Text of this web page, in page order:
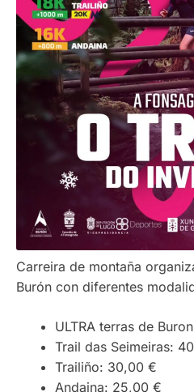
Carreira de montaña
Burón con diferentes
ULTRA terras de
Trail das Seimeiras:
Trailiño: 30,00 €
Andaina: 25,00 €